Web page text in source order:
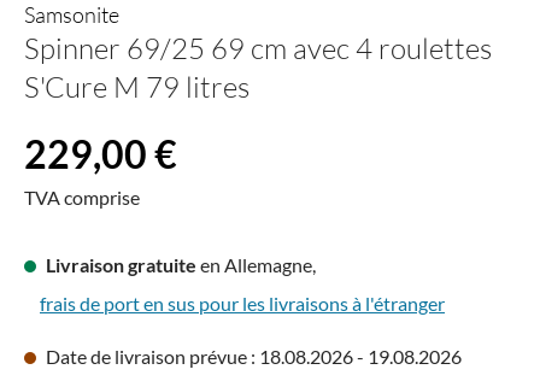
Samsonite
Spinner 69/25 69 cm avec 4 roulettes
S'Cure M 79 litres
Prix régulier :
229,00 €
TVA comprise
Livraison gratuite en Allemagne,
frais de port en sus pour les livraisons à l'étranger
Date de livraison prévue : 18.08.2026 - 19.08.2026